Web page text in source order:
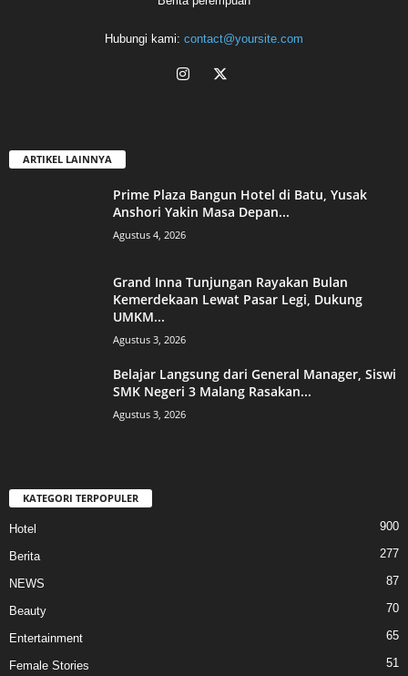
Hubungi kami: contact@yoursite.com
ARTIKEL LAINNYA
Prime Plaza Bangun Hotel di Batu, Yusak
Anshori Yakin Masa Depan...
Agustus 4, 2026
Grand Inna Tunjungan Rayakan Bulan
Kemerdekaan Lewat Pasar Legi, Dukung
UMKM...
Agustus 3, 2026
Belajar Langsung dari General Manager, Siswi
SMK Negeri 3 Malang Rasakan...
Agustus 3, 2026
KATEGORI TERPOPULER
Hotel 900
Berita 277
NEWS 87
Beauty 70
Entertainment 65
Female Stories 51